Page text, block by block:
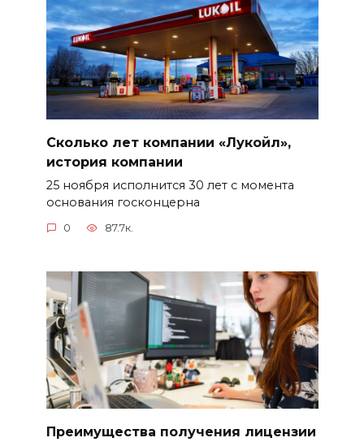
Сколько лет компании «Лукойл»,
история компании
25 ноября исполнится 30 лет с момента
основания госконцерна
0 87.7к.
Преимущества получения лицензии